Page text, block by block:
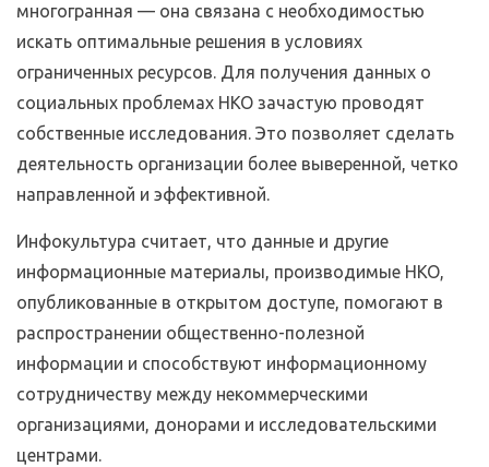
многогранная — она связана с необходимостью
искать оптимальные решения в условиях
ограниченных ресурсов. Для получения данных о
социальных проблемах НКО зачастую проводят
собственные исследования. Это позволяет сделать
деятельность организации более выверенной, четко
направленной и эффективной.
Инфокультура считает, что данные и другие
информационные материалы, производимые НКО,
опубликованные в открытом доступе, помогают в
распространении общественно-полезной
информации и способствуют информационному
сотрудничеству между некоммерческими
организациями, донорами и исследовательскими
центрами.